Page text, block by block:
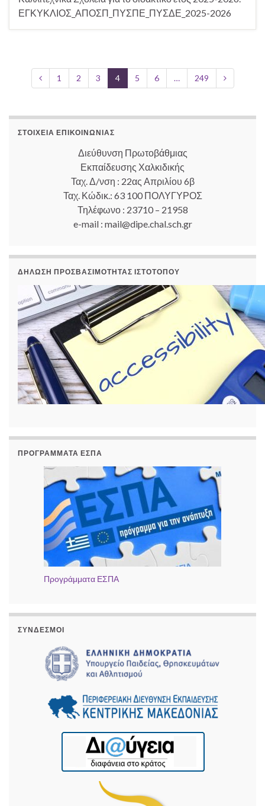
ΕΓΚΥΚΛΙΟΣ_ΑΠΟΣΠ_ΠΥΣΠΕ_ΠΥΣΔΕ_2025-2026
1 2 3 4 5 6 … 249
ΣΤΟΙΧΕΊΑ ΕΠΙΚΟΙΝΩΝΊΑΣ
Διεύθυνση Πρωτοβάθμιας
Εκπαίδευσης Χαλκιδικής
Ταχ. Δ/νση : 22ας Απριλίου 6β
Ταχ. Κώδικ.: 63 100 ΠΟΛΥΓΥΡΟΣ
Τηλέφωνο : 23710 – 21958
e-mail : mail@dipe.chal.sch.gr
ΔΉΛΩΣΗ ΠΡΟΣΒΑΣΙΜΌΤΗΤΑΣ ΙΣΤΟΤΌΠΟΥ
ΠΡΟΓΡΆΜΜΑΤΑ ΕΣΠΑ
Προγράμματα ΕΣΠΑ
ΣΎΝΔΕΣΜΟΙ